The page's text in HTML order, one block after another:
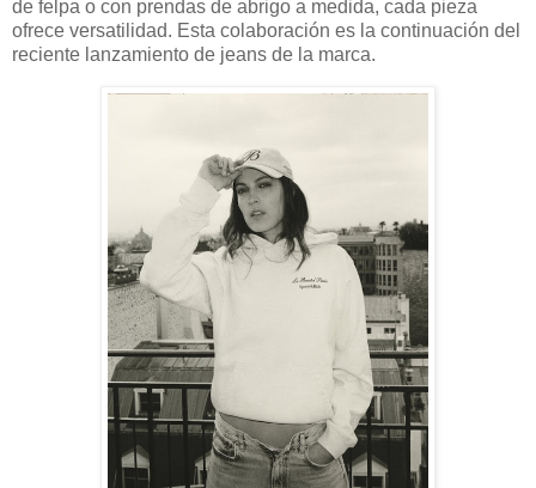
de felpa o con prendas de abrigo a medida, cada pieza
ofrece versatilidad. Esta colaboración es la continuación del
reciente lanzamiento de jeans de la marca.